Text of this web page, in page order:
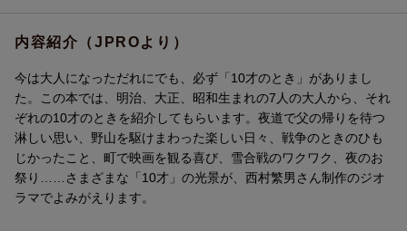
内容紹介（JPROより）
今は大人になっただれにでも、必ず「10才のとき」がありまし
た。この本では、明治、大正、昭和生まれの7人の大人から、それ
ぞれの10才のときを紹介してもらいます。夜道で父の帰りを待つ
淋しい思い、野山を駆けまわった楽しい日々、戦争のときのひも
じかったこと、町で映画を観る喜び、雪合戦のワクワク、夜のお
祭り……さまざまな「10才」の光景が、西村繁男さん制作のジオ
ラマでよみがえります。